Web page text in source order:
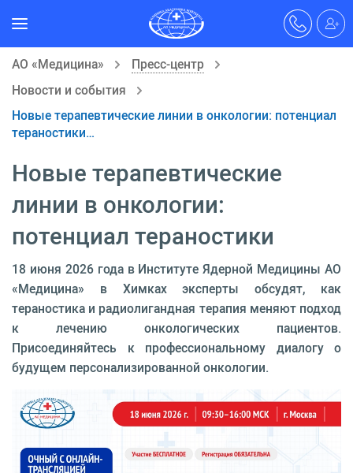
АО «Медицина»
Пресс-центр
Новости и события
Новые терапевтические линии в онкологии: потенциал
тераностики…
Новые терапевтические
линии в онкологии:
потенциал тераностики
18 июня 2026 года в Институте Ядерной Медицины АО
«Медицина» в Химках эксперты обсудят, как
тераностика и радиолигандная терапия меняют подход
к лечению онкологических пациентов.
Присоединяйтесь к профессиональному диалогу о
будущем персонализированной онкологии.